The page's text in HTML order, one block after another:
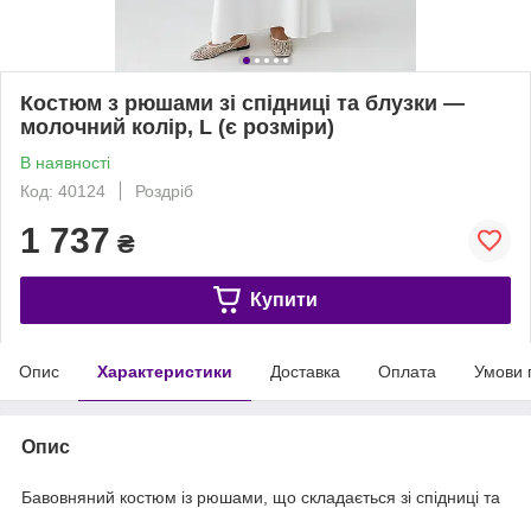
Костюм з рюшами зі спідниці та блузки —
молочний колір, L (є розміри)
В наявності
Код: 40124
Роздріб
1 737 ₴
Купити
Опис Характеристики Доставка Оплата Умови
Опис
Бавовняний костюм із рюшами, що складається зі спідниці та